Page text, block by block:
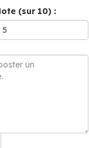
(sur 10) :